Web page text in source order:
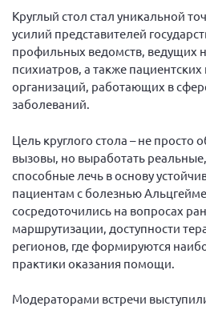
Конференция ОООИБРС
Экспертный совет
Конференция ОООИБРС
Конференция ОООИБРС
Конференция ОООИБРС
Конференция ВСЭ 2021
Конференция ОООИБРС
Документы съездов
Первый съезд
Второй съезд
Третий съезд
Круглый стол стал уникальной
усилий представителей
профильных ведомств, ведущих
психиатров, а также
организаций, работающих в
заболеваний.
Цель круглого стола – не просто
вызовы, но выработать
способные лечь в основу
пациентам с болезнью
сосредоточились на вопросах
маршрутизации, доступности
регионов, где формируются
практики оказания помощи.
Модераторами встречи